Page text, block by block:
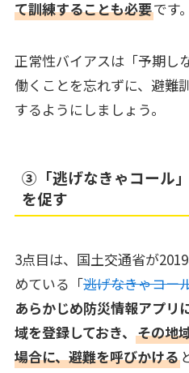
て訓練することも必要です。
正常性バイアスは「予期し
働くことを忘れずに、避難
するようにしましょう。
③「逃げなきゃコール
を促す
3点目は、国土交通省が
めている「逃げなきゃコー
あらかじめ防災情報アプリ
域を登録しておき、 その地
場合に、避難を呼びかける